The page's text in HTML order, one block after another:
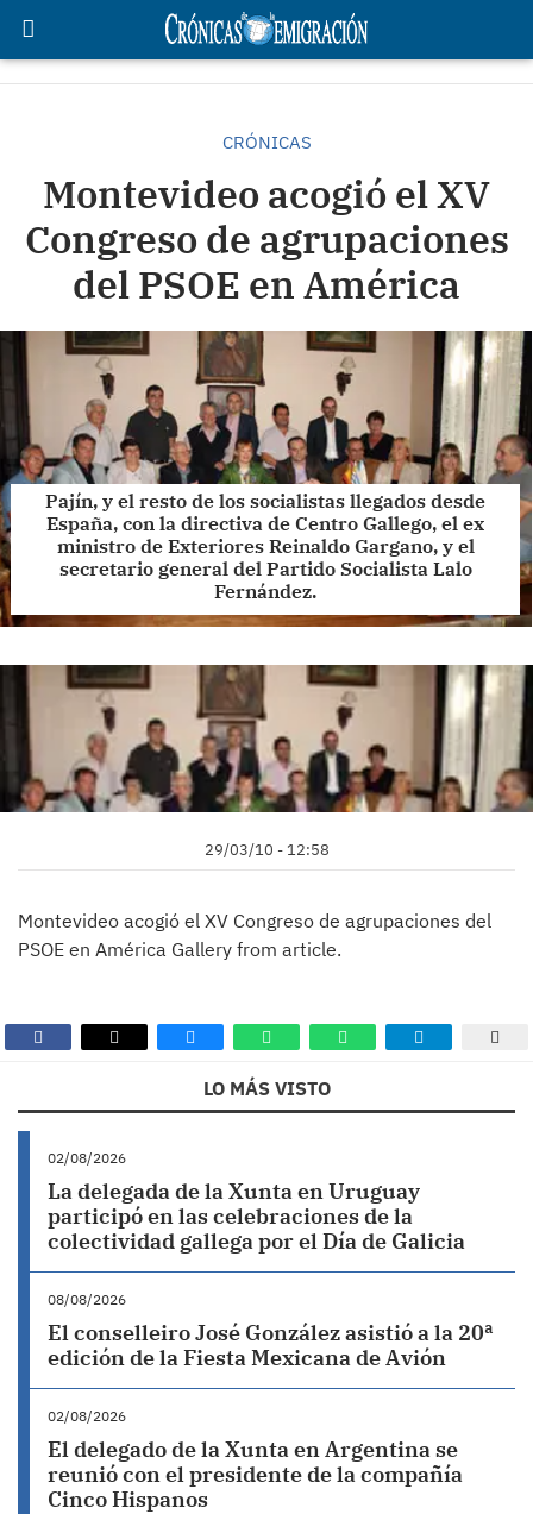
CRÓNICAS
Montevideo acogió el XV
Congreso de agrupaciones
del PSOE en América
Pajín, y el resto de los socialistas llegados desde
España, con la directiva de Centro Gallego, el ex
ministro de Exteriores Reinaldo Gargano, y el
secretario general del Partido Socialista Lalo
Fernández.
29/03/10 - 12:58
Montevideo acogió el XV Congreso de agrupaciones del
PSOE en América Gallery from article.
LO MÁS VISTO
02/08/2026
La delegada de la Xunta en Uruguay
participó en las celebraciones de la
colectividad gallega por el Día de Galicia
08/08/2026
El conselleiro José González asistió a la 20ª
edición de la Fiesta Mexicana de Avión
02/08/2026
El delegado de la Xunta en Argentina se
reunió con el presidente de la compañía
Cinco Hispanos